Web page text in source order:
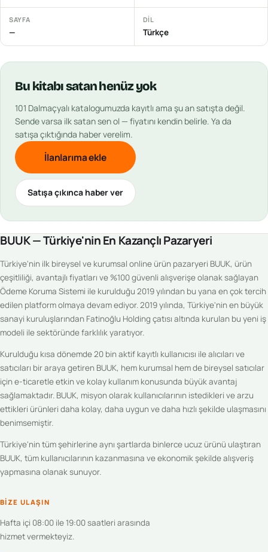
SAYFA
—
DIL
Türkçe
Bu kitabısatan henüz yok
101 Dalmaçyalı katalogumuzda kayıtlı ama şu an satışta değil.
Sende varsa ilk satan sen ol — fiyatını kendin belirle. Ya da
satışa çıktığında haber verelim.
İlanlarıma ekle
Satışa çıkınca haber ver
BUUK — Türkiye'nin En Kazançlı Pazaryeri
Türkiye'nin ilk bireysel ve kurumsal online ürün pazaryeri BUUK, ürün
çeşitliliği, avantajlı fiyatları ve %100 güvenli alışverişe olanak sağlayan
Ödeme Koruma Sistemi ile kurulduğu 2019 yılından bu yana en çok tercih
edilen platform olmaya devam ediyor. 2019 yılında, Türkiye'nin en büyük
sanayi kuruluşlarından Fatinoğlu Holding çatısı altında kurulan bu yeni iş
modeli ile sektöründe farklılık yaratıyor.
Kurulduğu kısa dönemde 20 bin aktif kayıtlı kullanıcısı ile alıcıları ve
satıcıları bir araya getiren BUUK, hem kurumsal hem de bireysel satıcılar
için e-ticaretle etkin ve kolay kullanım konusunda büyük avantaj
sağlamaktadır. BUUK, misyon olarak kullanıcılarının istedikleri ve arzu
ettikleri ürünleri daha kolay, daha uygun ve daha hızlı şekilde ulaşmasını
benimsemiştir.
Türkiye'nin tüm şehirlerine aynı şartlarda binlerce ucuz ürünü ulaştıran
BUUK, tüm kullanıcılarının kazanmasına ve ekonomik şekilde alışveriş
yapmasına olanak sunuyor.
BIZE ULAŞIN
Hafta içi 08:00 ile 19:00 saatleri arasında
hizmet vermekteyiz.